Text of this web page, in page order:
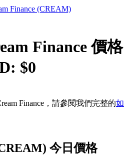
Finance (CREAM)
Finance 價格
$0
Finance，請參閱我們完整的如
今日價格